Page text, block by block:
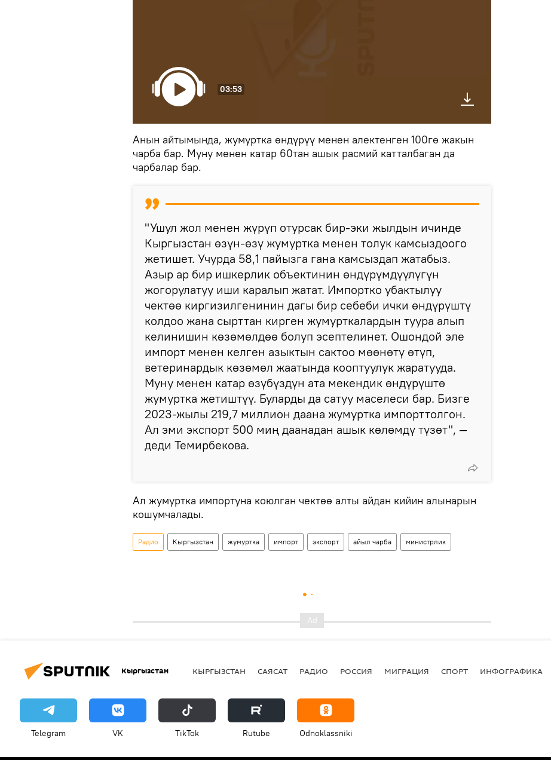
03:53
Анын айтымында, жумуртка өндүрүү менен алектенген 100гө жакын
чарба бар. Муну менен катар 60тан ашык расмий катталбаган да
чарбалар бар.
"Ушул жол менен жүрүп отурсак бир-эки жылдын ичинде
Кыргызстан өзүн-өзү жумуртка менен толук камсыздоого
жетишет. Учурда 58,1 пайызга гана камсыздап жатабыз.
Азыр ар бир ишкерлик объектинин өндүрүмдүүлүгүн
жогорулатуу иши каралып жатат. Импортко убактылуу
чектөө киргизилгенинин дагы бир себеби ички өндүрүштү
колдоо жана сырттан кирген жумурткалардын туура алып
келинишин көзөмөлдөө болуп эсептелинет. Ошондой эле
импорт менен келген азыктын сактоо мөөнөтү өтүп,
ветеринардык көзөмөл жаатында кооптуулук жаратууда.
Муну менен катар өзүбүздүн ата мекендик өндүрүштө
жумуртка жетиштүү. Буларды да сатуу маселеси бар. Бизге
2023-жылы 219,7 миллион даана жумуртка импорттолгон.
Ал эми экспорт 500 миң даанадан ашык көлөмдү түзөт", —
деди Темирбекова.
Ал жумуртка импортуна коюлган чектөө алты айдан кийин алынарын
кошумчалады.
Радио Кыргызстан жумуртка импорт экспорт айыл чарба министрлик
Кыргызстан КЫРГЫЗСТАН САЯСАТ РАДИО РОССИЯ МИГРАЦИЯ СПОРТ ИНФОГРАФИКА
Telegram VK ТikТоk Rutube Odnoklassniki